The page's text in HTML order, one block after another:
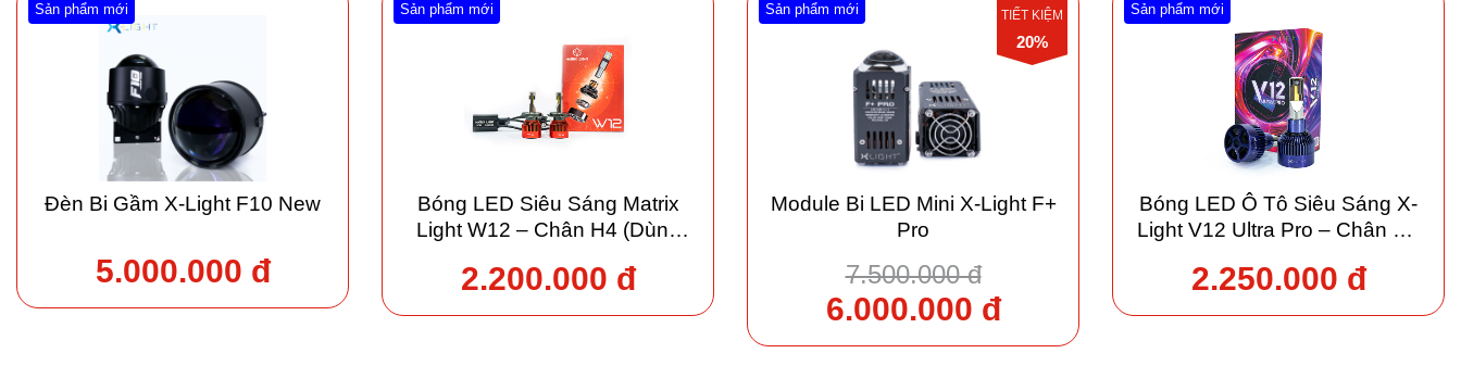
Sản phẩm mới
Đèn Bi Gầm X-Light F10 New
5.000.000 đ
Sản phẩm mới
Bóng LED Siêu Sáng Matrix
Light W12 – Chân H4 (Dùng
2.200.000 đ
Sản phẩm mới TIẾT KIỆM
20%
Module Bi LED Mini X-Light F+
Pro
7.500.000 đ
6.000.000 đ
Sản phẩm mới
Bóng LED Ô Tô Siêu Sáng X-
Light V12 Ultra Pro – Chân H4
2.250.000 đ